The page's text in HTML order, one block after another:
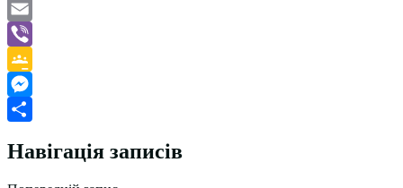
Facebook
Email
Viber
Google
Classroom
Messenger
Навігація записів